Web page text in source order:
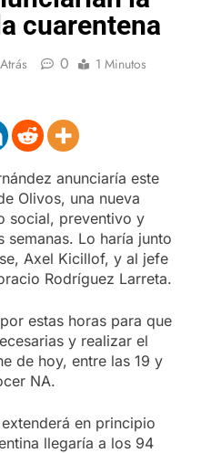
cuarentena
0 1 Minutos
anunciaría este
Olivos, una nueva
social, preventivo y
Lo haría junto
Axel Kicillof, y al jefe
Rodríguez Larreta.
estas horas para que
y realizar el
de hoy, entre las 19 y
NA.
en principio
llegaría a los 94